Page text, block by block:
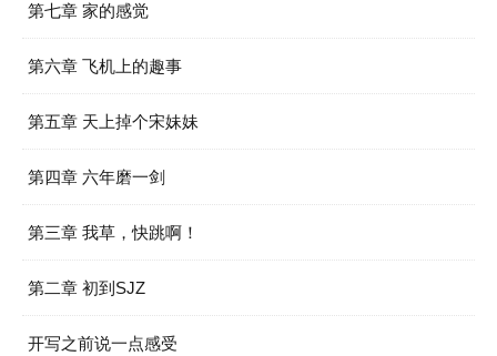
第七章 家的感觉
第六章 飞机上的趣事
第五章 天上掉个宋妹妹
第四章 六年磨一剑
第三章 我草，快跳啊！
第二章 初到SJZ
开写之前说一点感受